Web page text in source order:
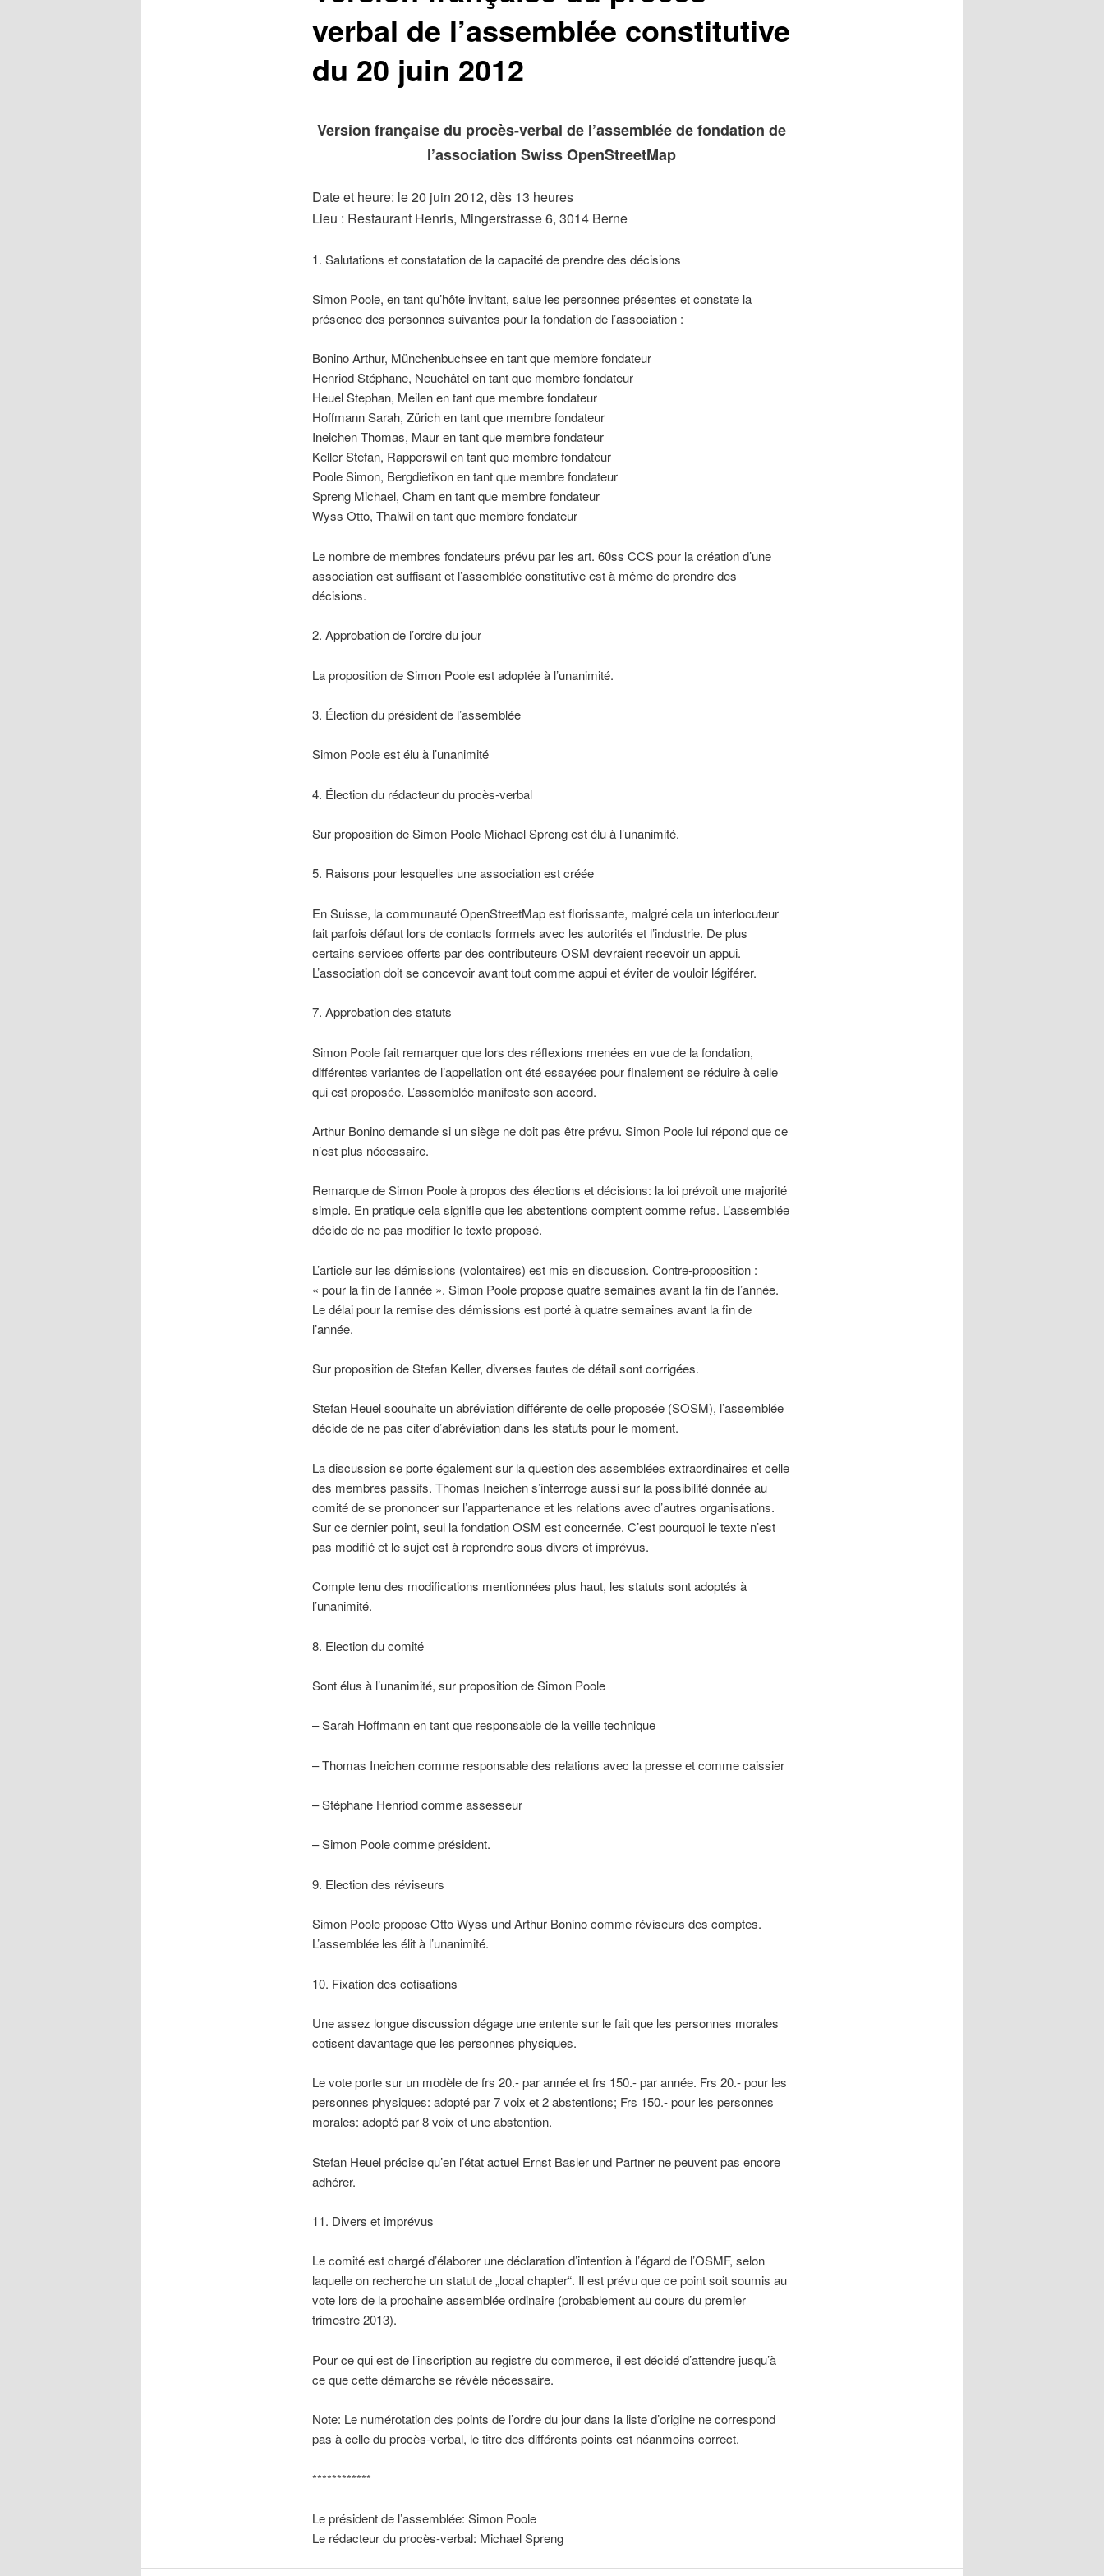
verbal de l’assemblée constitutive
du 20 juin 2012
Version française du procès-verbal de l’assemblée de fondation de
l’association Swiss OpenStreetMap
Date et heure: le 20 juin 2012, dès 13 heures
Lieu : Restaurant Henris, Mingerstrasse 6, 3014 Berne
1. Salutations et constatation de la capacité de prendre des décisions
Simon Poole, en tant qu’hôte invitant, salue les personnes présentes et constate la
présence des personnes suivantes pour la fondation de l’association :
Bonino Arthur, Münchenbuchsee en tant que membre fondateur
Henriod Stéphane, Neuchâtel en tant que membre fondateur
Heuel Stephan, Meilen en tant que membre fondateur
Hoffmann Sarah, Zürich en tant que membre fondateur
Ineichen Thomas, Maur en tant que membre fondateur
Keller Stefan, Rapperswil en tant que membre fondateur
Poole Simon, Bergdietikon en tant que membre fondateur
Spreng Michael, Cham en tant que membre fondateur
Wyss Otto, Thalwil en tant que membre fondateur
Le nombre de membres fondateurs prévu par les art. 60ss CCS pour la création d’une
association est suffisant et l’assemblée constitutive est à même de prendre des
décisions.
2. Approbation de l’ordre du jour
La proposition de Simon Poole est adoptée à l’unanimité.
3. Élection du président de l’assemblée
Simon Poole est élu à l’unanimité
4. Élection du rédacteur du procès-verbal
Sur proposition de Simon Poole Michael Spreng est élu à l’unanimité.
5. Raisons pour lesquelles une association est créée
En Suisse, la communauté OpenStreetMap est florissante, malgré cela un interlocuteur
fait parfois défaut lors de contacts formels avec les autorités et l’industrie. De plus
certains services offerts par des contributeurs OSM devraient recevoir un appui.
L’association doit se concevoir avant tout comme appui et éviter de vouloir légiférer.
7. Approbation des statuts
Simon Poole fait remarquer que lors des réflexions menées en vue de la fondation,
différentes variantes de l’appellation ont été essayées pour finalement se réduire à celle
qui est proposée. L’assemblée manifeste son accord.
Arthur Bonino demande si un siège ne doit pas être prévu. Simon Poole lui répond que ce
n’est plus nécessaire.
Remarque de Simon Poole à propos des élections et décisions: la loi prévoit une majorité
simple. En pratique cela signifie que les abstentions comptent comme refus. L’assemblée
décide de ne pas modifier le texte proposé.
L’article sur les démissions (volontaires) est mis en discussion. Contre-proposition :
« pour la fin de l’année ». Simon Poole propose quatre semaines avant la fin de l’année.
Le délai pour la remise des démissions est porté à quatre semaines avant la fin de
l’année.
Sur proposition de Stefan Keller, diverses fautes de détail sont corrigées.
Stefan Heuel soouhaite un abréviation différente de celle proposée (SOSM), l’assemblée
décide de ne pas citer d’abréviation dans les statuts pour le moment.
La discussion se porte également sur la question des assemblées extraordinaires et celle
des membres passifs. Thomas Ineichen s’interroge aussi sur la possibilité donnée au
comité de se prononcer sur l’appartenance et les relations avec d’autres organisations.
Sur ce dernier point, seul la fondation OSM est concernée. C’est pourquoi le texte n’est
pas modifié et le sujet est à reprendre sous divers et imprévus.
Compte tenu des modifications mentionnées plus haut, les statuts sont adoptés à
l’unanimité.
8. Election du comité
Sont élus à l’unanimité, sur proposition de Simon Poole
– Sarah Hoffmann en tant que responsable de la veille technique
– Thomas Ineichen comme responsable des relations avec la presse et comme caissier
– Stéphane Henriod comme assesseur
– Simon Poole comme président.
9. Election des réviseurs
Simon Poole propose Otto Wyss und Arthur Bonino comme réviseurs des comptes.
L’assemblée les élit à l’unanimité.
10. Fixation des cotisations
Une assez longue discussion dégage une entente sur le fait que les personnes morales
cotisent davantage que les personnes physiques.
Le vote porte sur un modèle de frs 20.- par année et frs 150.- par année. Frs 20.- pour les
personnes physiques: adopté par 7 voix et 2 abstentions; Frs 150.- pour les personnes
morales: adopté par 8 voix et une abstention.
Stefan Heuel précise qu’en l’état actuel Ernst Basler und Partner ne peuvent pas encore
adhérer.
11. Divers et imprévus
Le comité est chargé d’élaborer une déclaration d’intention à l’égard de l’OSMF, selon
laquelle on recherche un statut de „local chapter“. Il est prévu que ce point soit soumis au
vote lors de la prochaine assemblée ordinaire (probablement au cours du premier
trimestre 2013).
Pour ce qui est de l’inscription au registre du commerce, il est décidé d’attendre jusqu’à
ce que cette démarche se révèle nécessaire.
Note: Le numérotation des points de l’ordre du jour dans la liste d’origine ne correspond
pas à celle du procès-verbal, le titre des différents points est néanmoins correct.
************
Le président de l’assemblée: Simon Poole
Le rédacteur du procès-verbal: Michael Spreng